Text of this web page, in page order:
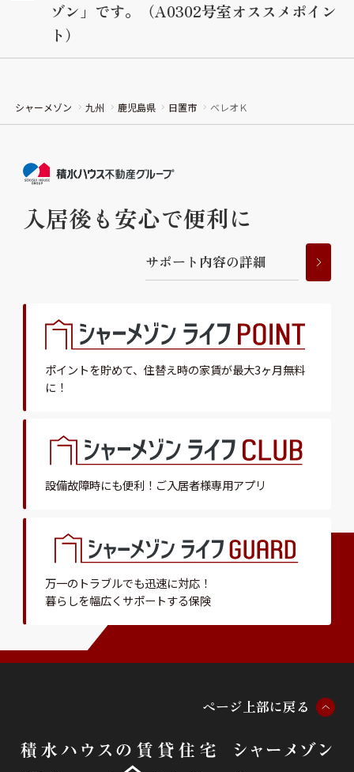
らくらくプラチナ
ゾン」です。（A0302号室オススメポイン
ト）
シャーメゾン 九州 鹿児島県 日置市 ベレオＫ
入居後も安心で便利に
サポー ト 内容の詳細
ポイントを貯めて、 住替え時の家賃が最大3ヶ月無料
に！
設備故障時にも便利！ ご入居者様専用アプリ
万一のトラブルでも迅速に対応！
暮らしを幅広くサポートする保険
ページ 上部に戻る